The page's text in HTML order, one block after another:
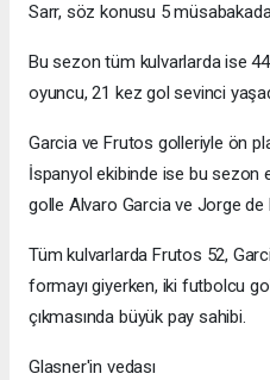
Sarr, söz konusu 5
Bu sezon tüm kulvarlarda ise
oyuncu, 21 kez gol sevinci
Garcia ve Frutos golleriyle ön
İspanyol ekibinde ise bu sezon
golle Alvaro Garcia ve Jorge de
Tüm kulvarlarda Frutos 52,
formayı giyerken, iki futbolcu
çıkmasında büyük pay sahibi.
Glasner'in vedası